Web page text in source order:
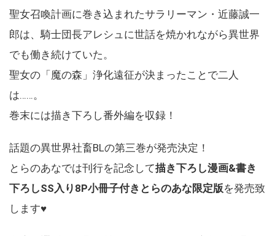
聖女召喚計画に巻き込まれたサラリーマン・近藤誠一
郎は、騎士団長アレシュに世話を焼かれながら異世界
でも働き続けていた。
聖女の「魔の森」浄化遠征が決まったことで二人
は……。
巻末には描き下ろし番外編を収録！
話題の異世界社畜BLの第三巻が発売決定！
とらのあなでは刊行を記念して描き下ろし漫画&書き
下ろしSS入り8P小冊子付きとらのあな限定版を発売致
します♥